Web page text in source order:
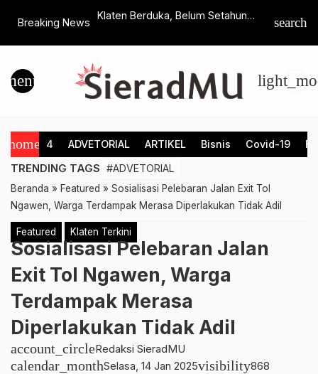
Breaking News
Peserta
di Baturaden
Klaten Berduka, Belum Setahun
Ardhianto Tutup Usia
Kalam
search
menu
home 4 ADVETORIAL ARTIKEL Bisnis Covid-19
TRENDING TAGS #ADVETORIAL
Beranda » Featured » Sosialisasi Pelebaran Jalan Exit Tol
Ngawen, Warga Terdampak Merasa Diperlakukan Tidak Adil
Featured Klaten Terkini
Sosialisasi Pelebaran Jalan
Exit Tol Ngawen, Warga
Terdampak Merasa
Diperlakukan Tidak Adil
account_circleRedaksi SieradMU
calendar_monthSelasa, 14 Jan 2025visibility868